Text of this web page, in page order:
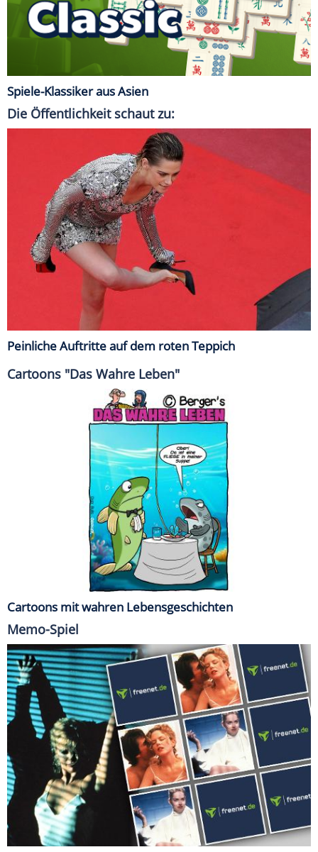
Spiele-Klassiker aus Asien
Die Öffentlichkeit schaut zu:
Peinliche Auftritte auf dem roten Teppich
Cartoons "Das Wahre Leben"
Cartoons mit wahren Lebensgeschichten
Memo-Spiel